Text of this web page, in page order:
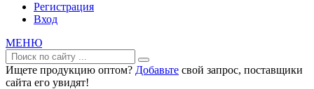
Регистрация
Вход
МЕНЮ
Ищете продукцию оптом? Добавьте свой запрос, поставщики
сайта его увидят!